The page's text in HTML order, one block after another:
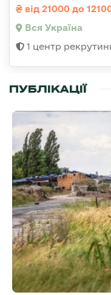
від 21000 до
Вся Україна
1 центр
ПУБЛІКАЦІЇ